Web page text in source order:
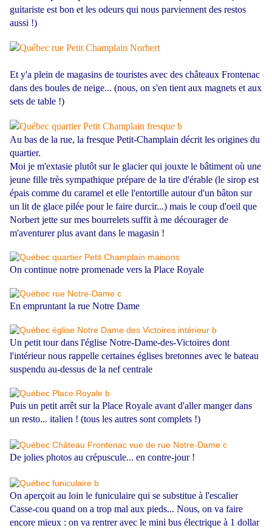
guitariste est bon et les odeurs qui nous parviennent des restos
aussi !)
Et y'a plein de magasins de touristes avec des châteaux Frontenac
dans des boules de neige... (nous, on s'en tient aux magnets et aux
sets de table !)
Au bas de la rue, la fresque Petit-Champlain décrit les origines du
quartier.
Moi je m'extasie plutôt sur le glacier qui jouxte le bâtiment où une
jeune fille très sympathique prépare de la tire d'érable (le sirop est
épais comme du caramel et elle l'entortille autour d'un bâton sur
un lit de glace pilée pour le faire durcir...) mais le coup d'oeil que
Norbert jette sur mes bourrelets suffit à me décourager de
m'aventurer plus avant dans le magasin !
On continue notre promenade vers la Place Royale
En empruntant la rue Notre Dame
Un petit tour dans l'église Notre-Dame-des-Victoires dont
l'intérieur nous rappelle certaines églises bretonnes avec le bateau
suspendu au-dessus de la nef centrale
Puis un petit arrêt sur la Place Royale avant d'aller manger dans
un resto... italien ! (tous les autres sont complets !)
De jolies photos au crépuscule... en contre-jour !
On aperçoit au loin le funiculaire qui se substitue à l'escalier
Casse-cou quand on a trop mal aux pieds... Nous, on va faire
encore mieux : on va rentrer avec le mini bus électrique à 1 dollar